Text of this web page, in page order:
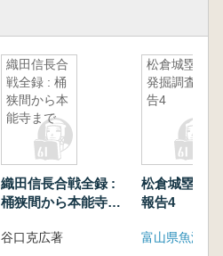
織田信長合
戦全録 : 桶
狭間から本
能寺まで
織田信長合戦全録 :
桶狭間から本能寺ま
谷口克広著
松倉城塁群
発掘調査報
告4
松倉城塁群
報告4